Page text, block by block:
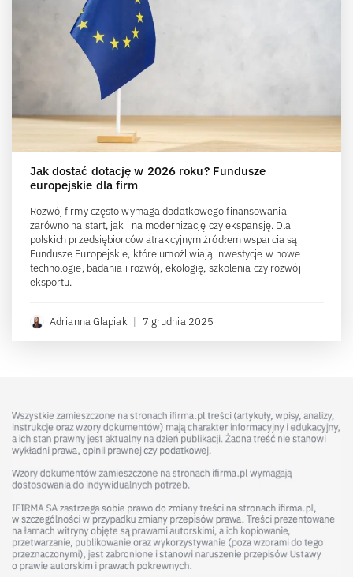
Jak dostać dotację w 2026 roku? Fundusze
europejskie dla firm
Rozwój firmy często wymaga dodatkowego finansowania
zarówno na start, jak i na modernizację czy ekspansję. Dla
polskich przedsiębiorców atrakcyjnym źródłem wsparcia są
Fundusze Europejskie, które umożliwiają inwestycje w nowe
technologie, badania i rozwój, ekologię, szkolenia czy rozwój
eksportu.
Adrianna Glapiak | 7 grudnia 2025